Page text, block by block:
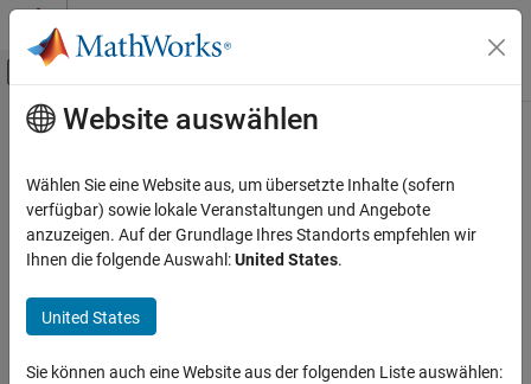
Weiter zum Inhalt
Umschaltung für Off-Canvas-
Startseite der Dokumentation
Hauptinhalt
How useful was this information?
Website auswählen
Wählen Sie eine Website aus, um übersetzte Inhalte (sofern
verfügbar) sowie lokale Veranstaltungen und Angebote
anzuzeigen. Auf der Grundlage Ihres Standorts empfehlen wir
Ihnen die folgende Auswahl:United States.
United States
Sie können auch eine Website aus der folgenden Liste auswählen: